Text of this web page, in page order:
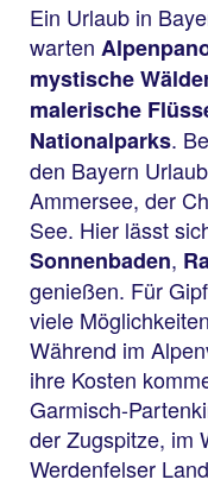
Ein Urlaub in
warten
mystische
malerische
Nationalparks.
den Bayern
Ammersee, der
See. Hier lässt
Sonnenbaden,
genießen. Für
viele
Während im
ihre Kosten
Garmisch-
der Zugspitze, im
Werdenfelser